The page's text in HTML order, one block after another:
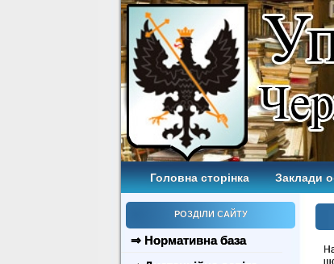
Головна сторінка Заклади
РОЗДІЛИ САЙТУ
⇒ Нормативна база